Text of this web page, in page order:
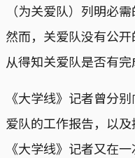
（为关爱队）列明必
然而，关爱队没有公
从得知关爱队是否有完
《大学线》记者曾分
爱队的工作报告，以及
《大学线》记者又在